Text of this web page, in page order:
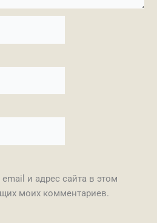
и адрес сайта в этом
моих комментариев.